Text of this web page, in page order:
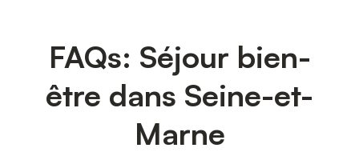
FAQs: Séjour bien-
être dans Seine-et-
Marne